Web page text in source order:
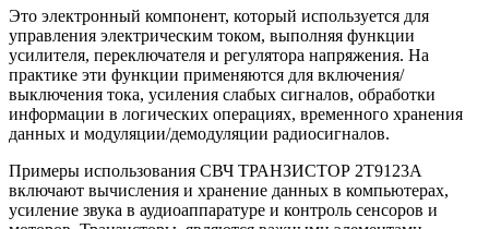
Это электронный компонент, который используется для
управления электрическим током, выполняя функции
усилителя, переключателя и регулятора напряжения. На
практике эти функции применяются для включения/
выключения тока, усиления слабых сигналов, обработки
информации в логических операциях, временного хранения
данных и модуляции/демодуляции радиосигналов.
Примеры использования СВЧ ТРАНЗИСТОР 2Т9123А
включают вычисления и хранение данных в компьютерах,
усиление звука в аудиоаппаратуре и контроль сенсоров и